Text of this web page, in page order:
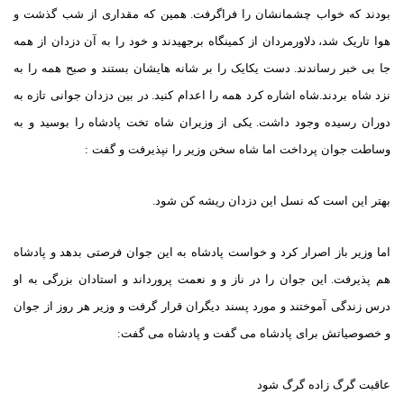
بودند که خواب چشمانشان را فراگرفت. همین که مقداری از شب گذشت و
هوا تاریک شد، دلاورمردان از کمینگاه برجهیدند و خود را به آن دزدان از همه
جا بی خبر رساندند. دست یکایک را بر شانه هایشان بستند و صبح همه را به
نزد شاه بردند.شاه اشاره کرد همه را اعدام کنید. در بین دزدان جوانی تازه به
دوران رسیده وجود داشت. یکی از وزیران شاه تخت پادشاه را بوسید و به
وساطت جوان پرداخت اما شاه سخن وزیر را نپذیرفت و گفت :
بهتر این است که نسل این دزدان ریشه کن شود.
اما وزیر باز اصرار کرد و خواست پادشاه به این جوان فرصتی بدهد و پادشاه
هم پذیرفت. این جوان را در ناز و و نعمت پرورداند و استادان بزرگی به او
درس زندگی آموختند و مورد پسند دیگران قرار گرفت و وزیر هر روز از جوان
و خصوصیاتش برای پادشاه می گفت و پادشاه می گفت‌:
عاقبت گرگ زاده گرگ شود